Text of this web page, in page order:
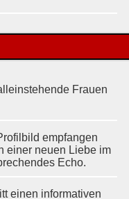
Frauen
empfangen
einer neuen Liebe im
Echo.
einen informativen